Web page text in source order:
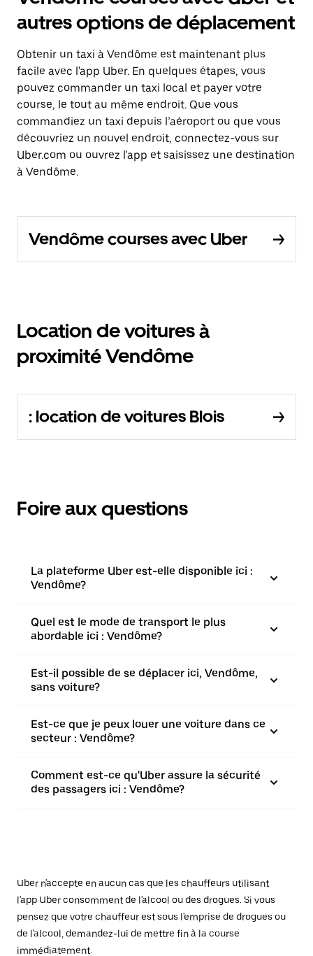
autres options de déplacement
Obtenir un taxi à Vendôme est maintenant plus
facile avec l'app Uber. En quelques étapes, vous
pouvez commander un taxi local et payer votre
course, le tout au même endroit. Que vous
commandiez un taxi depuis l’aéroport ou que vous
découvriez un nouvel endroit, connectez-vous sur
Uber.com ou ouvrez l'app et saisissez une destination
à Vendôme.
Vendôme courses avec Uber
Location de voitures à
proximité Vendôme
: location de voitures Blois
Foire aux questions
La plateforme Uber est-elle disponible ici :
Vendôme?
Quel est le mode de transport le plus
abordable ici : Vendôme?
Est-il possible de se déplacer ici, Vendôme,
sans voiture?
Est-ce que je peux louer une voiture dans ce
secteur : Vendôme?
Comment est-ce qu'Uber assure la sécurité
des passagers ici : Vendôme?
Uber n'accepte en aucun cas que les chauffeurs utilisant
l'app Uber consomment de l'alcool ou des drogues. Si vous
pensez que votre chauffeur est sous l'emprise de drogues ou
de l'alcool, demandez-lui de mettre fin à la course
immédiatement.